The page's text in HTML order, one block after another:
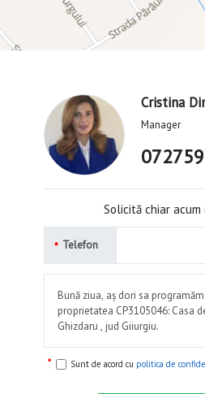
Cristina
Manager
Solicită chiar acum
Telefon
Sunt de acord cu politica de